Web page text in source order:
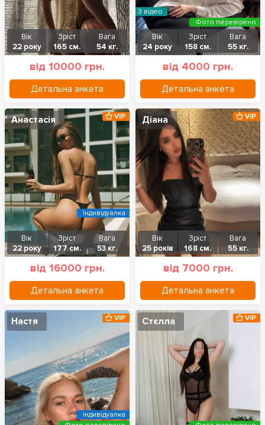
Вік
22 року
Зріст
165 см.
Вага
54 кг.
від 10000 грн.
Детальна анкета
Вік
24 року
Зріст
158 см.
Вага
55 кг.
від 4000 грн.
Детальна анкета
З відео
Фото перевірено
Анастасія
Вік
22 року
Зріст
177 см.
Вага
53 кг.
від 16000 грн.
Детальна анкета
VIP
Індивідуалка
Діана
Вік
25 років
Зріст
168 см.
Вага
55 кг.
від 7000 грн.
Детальна анкета
VIP
Настя VIP
Індивідуалка
Стєлла VIP